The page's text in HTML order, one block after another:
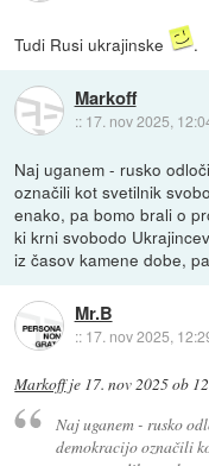
Tudi Rusi ukrajinske .
Markoff
:: 17. nov 2025,
Naj uganem - rusko
označili kot svetilnik
enako, pa bomo brali o
ki krni svobodo
iz časov kamene dobe,
Mr.B
:: 17. nov 2025,
Markoffje 17. nov 2025 ob
Naj uganem - rusko
demokracijo označili